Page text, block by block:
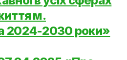
м.
2024-2030 роки»